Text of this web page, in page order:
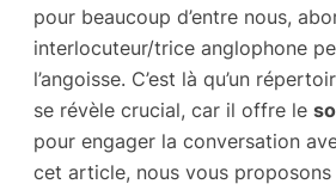
pour beaucoup d’entre nous,
interlocuteur/trice anglophone
l’angoisse. C’est là qu’un
se révèle crucial, car il offre le
pour engager la conversation
cet article, nous vous proposons